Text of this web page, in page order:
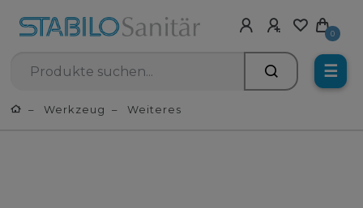
0
☰
Werkzeug Weiteres